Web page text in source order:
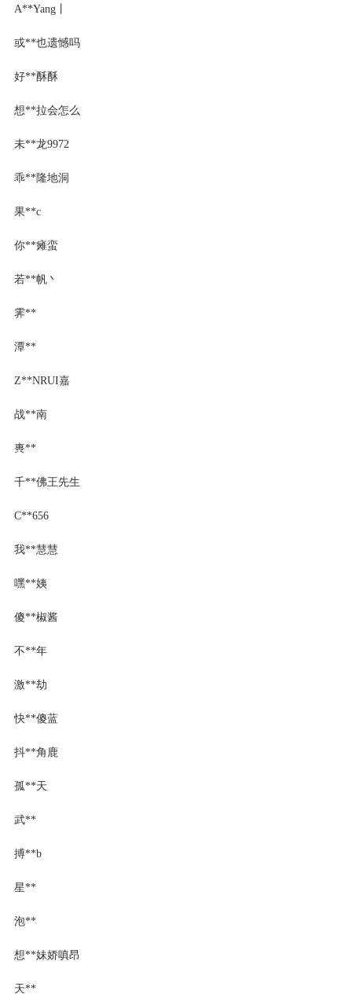
A**Yang丨
或**也遗憾吗
好**酥酥
想**拉会怎么
未**龙9972
乖**隆地洞
果**c
你**瘫蛮
若**帆丶
霁**
潭**
Z**NRUI嘉
战**南
軣**
千**佛王先生
C**656
我**慧慧
嘿**姨
傻**椒酱
不**年
激**劫
快**傻蓝
抖**角鹿
孤**天
武**
搏**b
星**
泡**
想**妹娇嗔昂
天**